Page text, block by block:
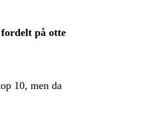
på otte
10, men da